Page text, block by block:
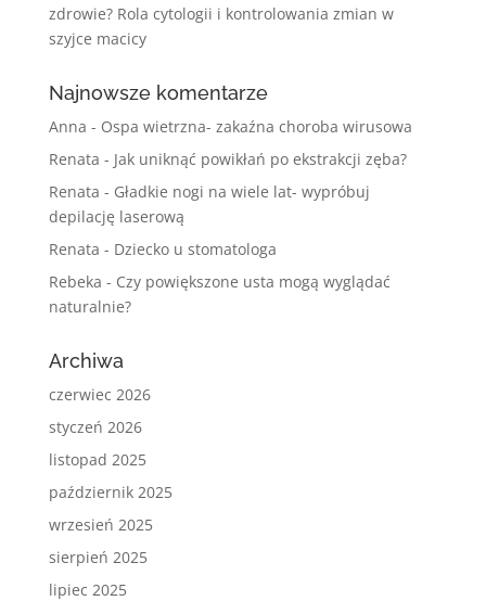
zdrowie? Rola cytologii i kontrolowania zmian w
szyjce macicy
Najnowsze komentarze
Anna - Ospa wietrzna- zakaźna choroba wirusowa
Renata - Jak uniknąć powikłań po ekstrakcji zęba?
Renata - Gładkie nogi na wiele lat- wypróbuj
depilację laserową
Renata - Dziecko u stomatologa
Rebeka - Czy powiększone usta mogą wyglądać
naturalnie?
Archiwa
czerwiec 2026
styczeń 2026
listopad 2025
październik 2025
wrzesień 2025
sierpień 2025
lipiec 2025